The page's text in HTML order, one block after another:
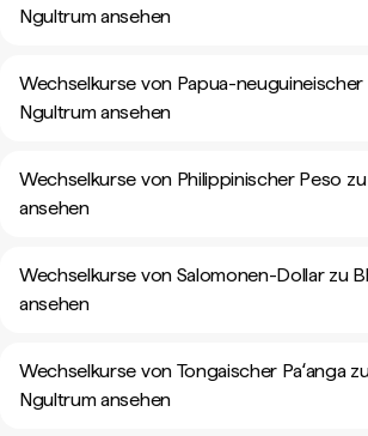
Ngultrum ansehen
Wechselkurse von Papua-neuguineischer
Ngultrum ansehen
Wechselkurse von Philippinischer Peso
ansehen
Wechselkurse von Salomonen-Dollar zu
ansehen
Wechselkurse von Tongaischer Paʻanga
Ngultrum ansehen